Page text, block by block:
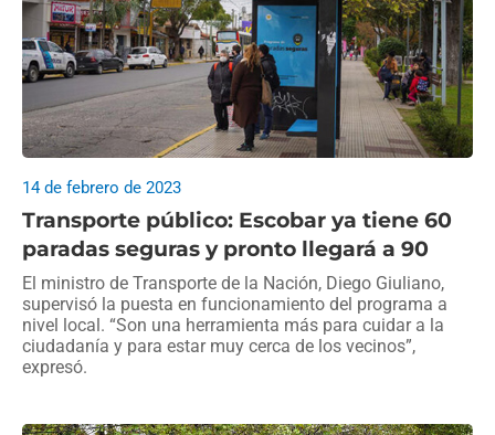
Transporte público: Escobar ya tiene 60
paradas seguras y pronto llegará a 90
14 de febrero de 2023
El ministro de Transporte de la Nación, Diego Giuliano,
supervisó la puesta en funcionamiento del programa a
nivel local. “Son una herramienta más para cuidar a la
ciudadanía y para estar muy cerca de los vecinos”,
expresó.